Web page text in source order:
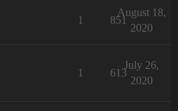
1 851
August 18,
2020
1 613
July 26,
2020